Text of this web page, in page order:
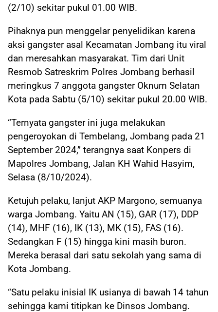
(2/10) sekitar pukul 01.00 WIB.
Pihaknya pun menggelar penyelidikan karena
aksi gangster asal Kecamatan Jombang itu viral
dan meresahkan masyarakat. Tim dari Unit
Resmob Satreskrim Polres Jombang berhasil
meringkus 7 anggota gangster Oknum Selatan
Kota pada Sabtu (5/10) sekitar pukul 20.00 WIB.
“Ternyata gangster ini juga melakukan
pengeroyokan di Tembelang, Jombang pada 21
September 2024,” terangnya saat Konpers di
Mapolres Jombang, Jalan KH Wahid Hasyim,
Selasa (8/10/2024).
Ketujuh pelaku, lanjut AKP Margono, semuanya
warga Jombang. Yaitu AN (15), GAR (17), DDP
(14), MHF (16), IK (13), MK (15), FAS (16).
Sedangkan F (15) hingga kini masih buron.
Mereka berasal dari satu sekolah yang sama di
Kota Jombang.
“Satu pelaku inisial IK usianya di bawah 14 tahun
sehingga kami titipkan ke Dinsos Jombang.